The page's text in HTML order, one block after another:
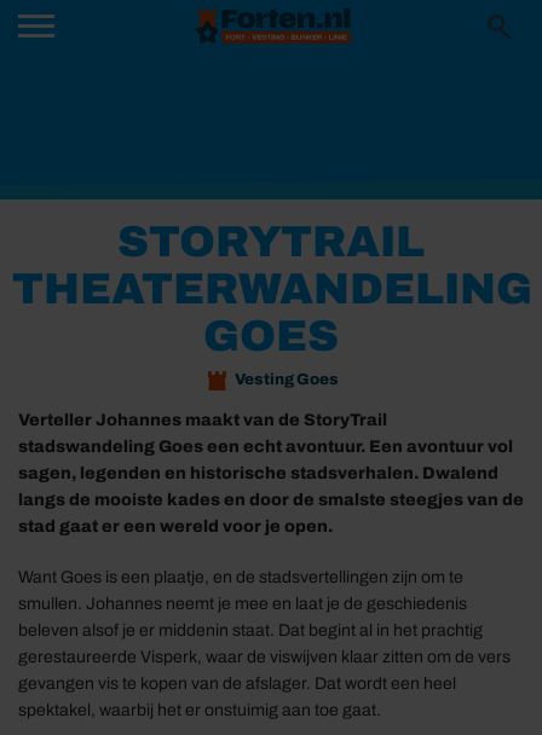
STORYTRAIL
THEATERWANDELING
GOES
Vesting Goes
Verteller Johannes maakt van de StoryTrail
stadswandeling Goes een echt avontuur. Een avontuur vol
sagen, legenden en historische stadsverhalen. Dwalend
langs de mooiste kades en door de smalste steegjes van de
stad gaat er een wereld voor je open.
Want Goes is een plaatje, en de stadsvertellingen zijn om te
smullen. Johannes neemt je mee en laat je de geschiedenis
beleven alsof je er middenin staat. Dat begint al in het prachtig
gerestaureerde Visperk, waar de viswijven klaar zitten om de vers
gevangen vis te kopen van de afslager. Dat wordt een heel
spektakel, waarbij het er onstuimig aan toe gaat.